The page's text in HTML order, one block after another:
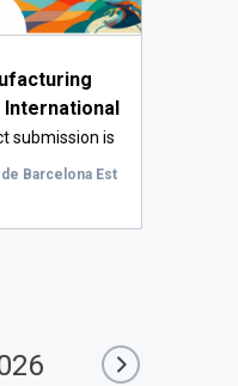
submission is
de Barcelona Est